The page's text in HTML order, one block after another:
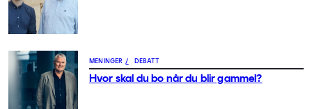
MENINGER / DEBATT
Hvor skal du bo når du blir gammel?